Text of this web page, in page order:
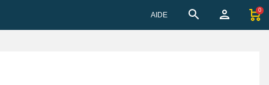
AIDE
0